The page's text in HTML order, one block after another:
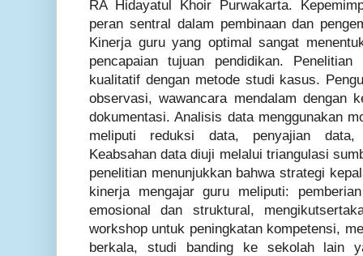
RA Hidayatul Khoir Purwakarta.
peran sentral dalam pembinaan dan
Kinerja guru yang optimal sangat
pencapaian tujuan pendidikan. Penelitian
kualitatif dengan metode studi kasus.
observasi, wawancara mendalam dengan
dokumentasi. Analisis data menggunakan
meliputi reduksi data, penyajian data,
Keabsahan data diuji melalui triangulasi
penelitian menunjukkan bahwa strategi
kinerja mengajar guru meliputi:
emosional dan struktural,
workshop untuk peningkatan kompetensi,
berkala, studi banding ke sekolah lain